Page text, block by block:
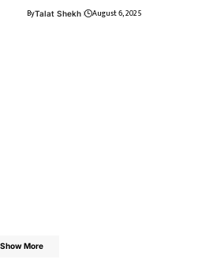
ByTalat Shekh August 6, 2025
Show More